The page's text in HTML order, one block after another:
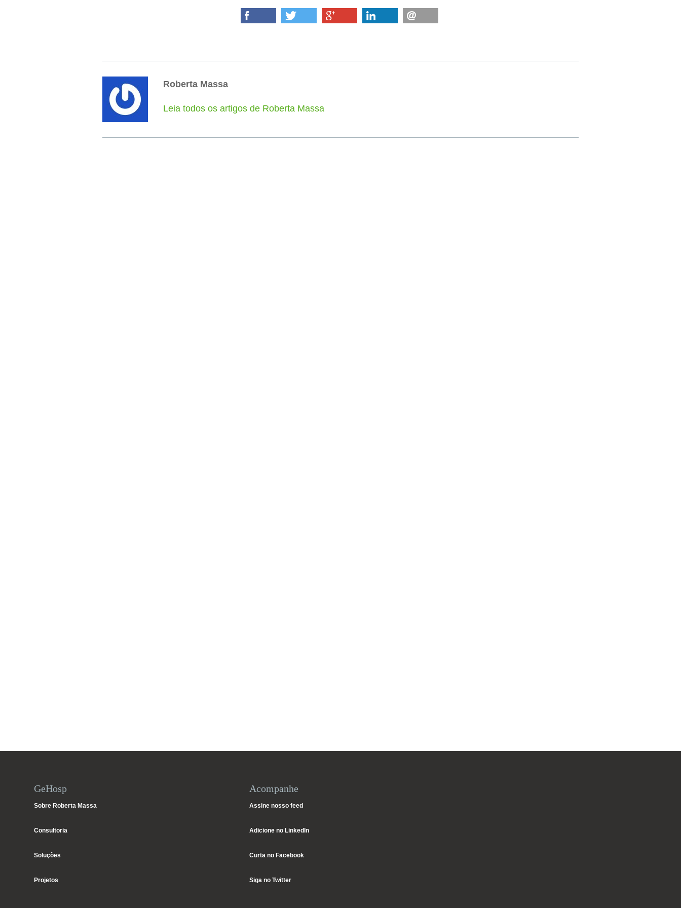
Roberta Massa
Leia todos os artigos de Roberta Massa
GeHosp
Sobre Roberta Massa
Consultoria
Soluções
Projetos
Acompanhe
Assine nosso feed
Adicione no LinkedIn
Curta no Facebook
Siga no Twitter